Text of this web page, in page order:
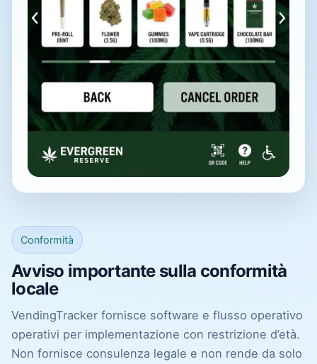
Conformità
Avviso importante sulla conformità
locale
VendingTracker fornisce software e flusso operativo
operativi per implementazione con restrizione d’età.
Non fornisce consulenza legale e non rende da solo